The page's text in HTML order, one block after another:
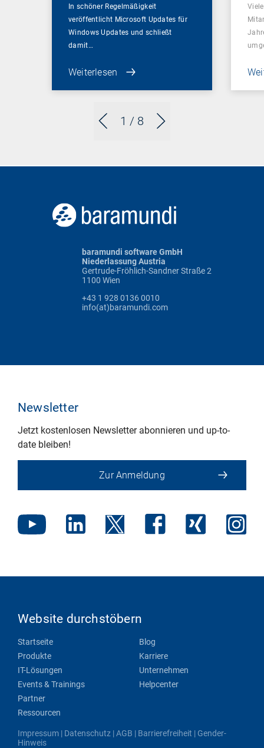
1 / 8
In schöner Regelmäßigkeit
veröffentlicht Microsoft Updates für
Windows Updates und schließt
damit…
Weiterlesen
baramundi software GmbH
Niederlassung Austria
Gertrude-Fröhlich-Sandner Straße 2
1100 Wien
+43 1 928 0136 0010
info(at)baramundi.com
Newsletter
Jetzt kostenlosen Newsletter abonnieren und up-to-
date bleiben!
Zur Anmeldung
Website durchstöbern
Startseite
Produkte
IT-Lösungen
Events & Trainings
Partner
Ressourcen
Blog
Karriere
Unternehmen
Helpcenter
Impressum | Datenschutz |AGB | Barrierefreiheit | Gender-
Hinweis